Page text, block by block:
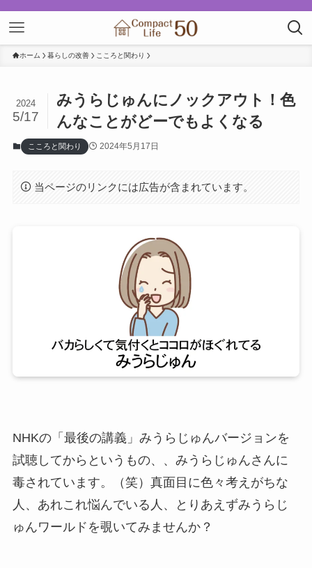
ホーム 暮らしの改善 こころと関わり
みうらじゅんにノックアウト！色
んなことがどーでもよくなる
2024
5/17
こころと関わり 2024年5月17日
当ページのリンクには広告が含まれています。
NHKの「最後の講義」みうらじゅんバージョンを
試聴してからというもの、、みうらじゅんさんに
毒されています。（笑）真面目に色々考えがちな
人、あれこれ悩んでいる人、とりあえずみうらじ
ゅんワールドを覗いてみませんか？